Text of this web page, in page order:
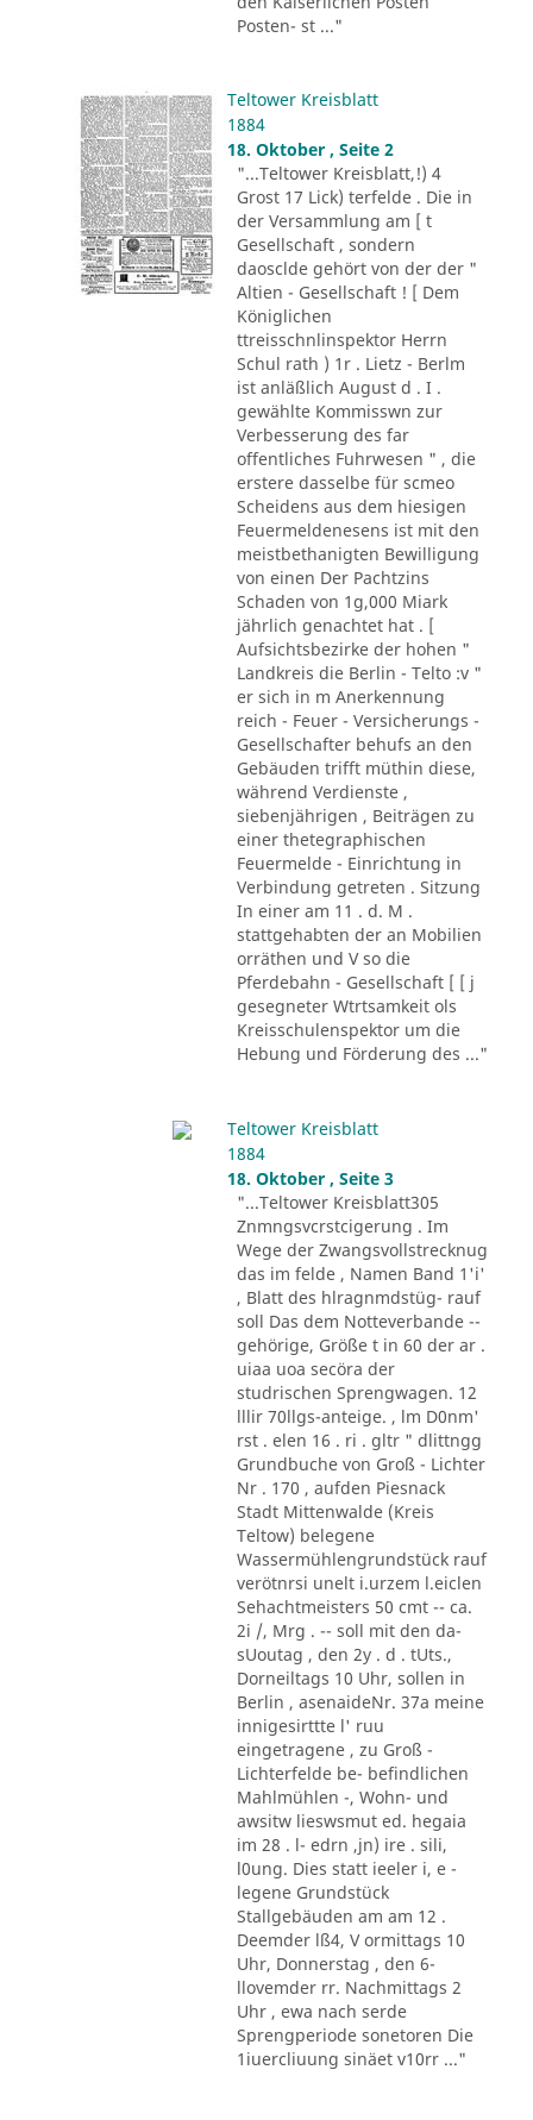
Posten- st ..."
Teltower Kreisblatt
1884
18. Oktober , Seite 2
"...Teltower Kreisblatt,!) 4
Grost 17 Lick) terfelde . Die in
der Versammlung am [ t
Gesellschaft , sondern
daosclde gehört von der der "
Altien - Gesellschaft ! [ Dem
Königlichen
ttreisschnlinspektor Herrn
Schul rath ) 1r . Lietz - Berlm
ist anläßlich August d . I .
gewählte Kommisswn zur
Verbesserung des far
offentliches Fuhrwesen " , die
erstere dasselbe für scmeo
Scheidens aus dem hiesigen
Feuermeldenesens ist mit den
meistbethanigten Bewilligung
von einen Der Pachtzins
Schaden von 1g,000 Miark
jährlich genachtet hat . [
Aufsichtsbezirke der hohen "
Landkreis die Berlin - Telto :v "
er sich in m Anerkennung
reich - Feuer - Versicherungs -
Gesellschafter behufs an den
Gebäuden trifft müthin diese,
während Verdienste ,
siebenjährigen , Beiträgen zu
einer thetegraphischen
Feuermelde - Einrichtung in
Verbindung getreten . Sitzung
In einer am 11 . d. M .
stattgehabten der an Mobilien
orräthen und V so die
Pferdebahn - Gesellschaft [ [ j
gesegneter Wtrtsamkeit ols
Kreisschulenspektor um die
Hebung und Förderung des ..."
Teltower Kreisblatt
1884
18. Oktober , Seite 3
"...Teltower Kreisblatt305
Znmngsvcrstcigerung . Im
Wege der Zwangsvollstrecknug
das im felde , Namen Band 1'i'
, Blatt des hlragnmdstüg- rauf
soll Das dem Notteverbande --
gehörige, Größe t in 60 der ar .
uiaa uoa secöra der
studrischen Sprengwagen. 12
lllir 70llgs-anteige. , lm D0nm'
rst . elen 16 . ri . gltr " dlittngg
Grundbuche von Groß - Lichter
Nr . 170 , aufden Piesnack
Stadt Mittenwalde (Kreis
Teltow) belegene
Wassermühlengrundstück rauf
verötnrsi unelt i.urzem l.eiclen
Sehachtmeisters 50 cmt -- ca.
2i /, Mrg . -- soll mit den da-
sUoutag , den 2y . d . tUts.,
Dorneiltags 10 Uhr, sollen in
Berlin , asenaideNr. 37a meine
innigesirttte l' ruu
eingetragene , zu Groß -
Lichterfelde be- befindlichen
Mahlmühlen -, Wohn- und
awsitw lieswsmut ed. hegaia
im 28 . l- edrn ,jn) ire . sili,
l0ung. Dies statt ieeler i, e -
legene Grundstück
Stallgebäuden am am 12 .
Deemder lß4, V ormittags 10
Uhr, Donnerstag , den 6-
llovemder rr. Nachmittags 2
Uhr , ewa nach serde
Sprengperiode sonetoren Die
1iuercliuung sinäet v10rr ..."